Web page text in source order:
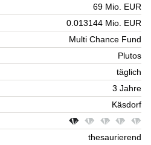
69 Mio. EUR
0.013144 Mio. EUR
Multi Chance Fund
Plutos
täglich
3 Jahre
Käsdorf
thesaurierend